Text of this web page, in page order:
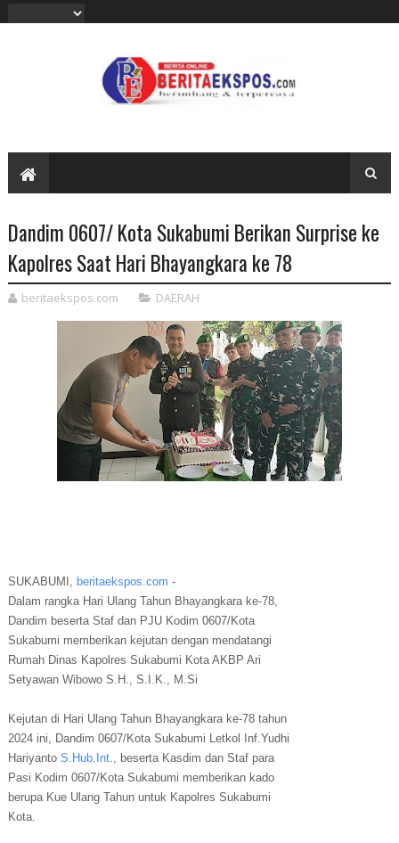
Dandim 0607/ Kota Sukabumi Berikan Surprise ke
Kapolres Saat Hari Bhayangkara ke 78
beritaekspos.com DAERAH
SUKABUMI, beritaekspos.com -
Dalam rangka Hari Ulang Tahun Bhayangkara ke-78,
Dandim beserta Staf dan PJU Kodim 0607/Kota
Sukabumi memberikan kejutan dengan mendatangi
Rumah Dinas Kapolres Sukabumi Kota AKBP Ari
Setyawan Wibowo S.H., S.I.K., M.Si
Kejutan di Hari Ulang Tahun Bhayangkara ke-78 tahun
2024 ini, Dandim 0607/Kota Sukabumi Letkol Inf.Yudhi
Hariyanto S.Hub.Int., beserta Kasdim dan Staf para
Pasi Kodim 0607/Kota Sukabumi memberikan kado
berupa Kue Ulang Tahun untuk Kapolres Sukabumi
Kota.